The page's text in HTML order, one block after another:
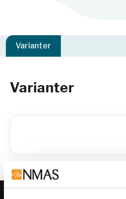
Varianter
Varianter